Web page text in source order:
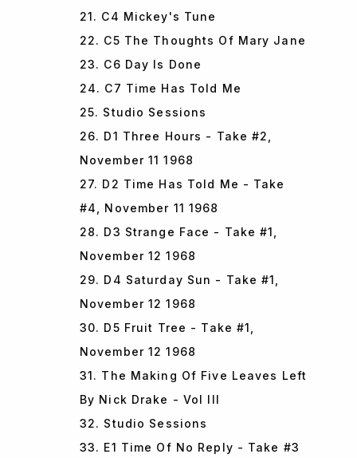
21. C4 Mickey's Tune
22. C5 The Thoughts Of Mary Jane
23. C6 Day Is Done
24. C7 Time Has Told Me
25. Studio Sessions
26. D1 Three Hours - Take #2,
November 11 1968
27. D2 Time Has Told Me - Take
#4, November 11 1968
28. D3 Strange Face - Take #1,
November 12 1968
29. D4 Saturday Sun - Take #1,
November 12 1968
30. D5 Fruit Tree - Take #1,
November 12 1968
31. The Making Of Five Leaves Left
By Nick Drake - Vol III
32. Studio Sessions
33. E1 Time Of No Reply - Take #3